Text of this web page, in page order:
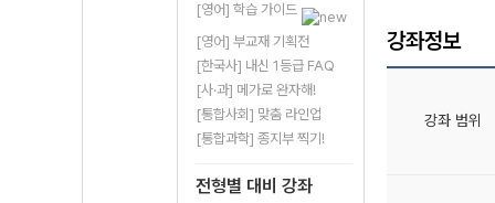
[영어] 학습 가이드
[영어] 부교재 기획전
[한국사] 내신 1등급 FAQ
[사·과] 메가로 완자해!
[통합사회] 맞춤 라인업
[통합과학] 종지부 찍기!
전형별 대비 강좌
강좌정보
강좌 범위